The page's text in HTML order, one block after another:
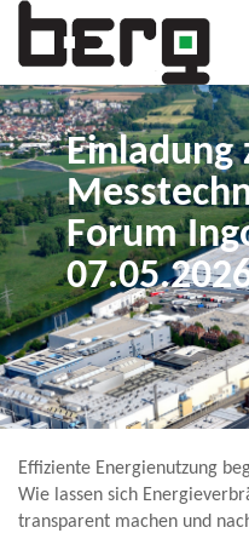
Einladung
Forum
Effiziente Energienutzung
Wie lassen sich
transparent machen und